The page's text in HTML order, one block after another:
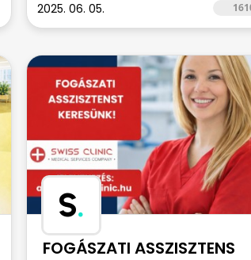
2025. 06. 05.
S.
FOGÁSZATI ASSZISZTENS